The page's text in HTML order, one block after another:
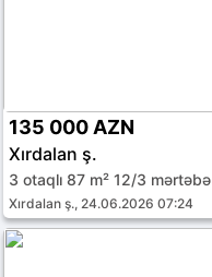
135 000 AZN
Xırdalan ş.
3 otaqlı 87 m² 12/3 mərtəbə
Xırdalan ş., 24.06.2026 07:24